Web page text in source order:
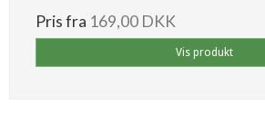
Pris fra 169,00 DKK
Vis produkt